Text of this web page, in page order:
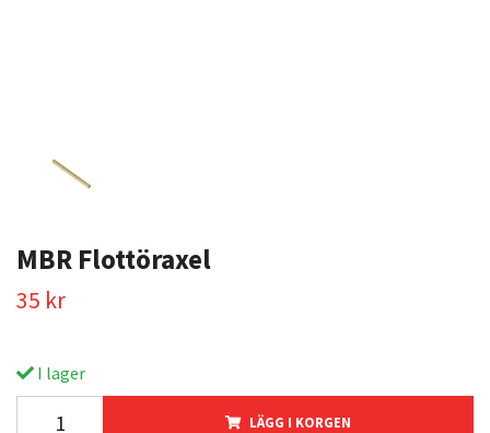
MBR Flottöraxel
35 kr
I lager
LÄGG I KORGEN